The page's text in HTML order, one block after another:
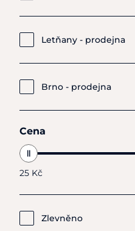
Letňany - prodejna
Brno - prodejna
Cena
25 Kč
Zlevněno